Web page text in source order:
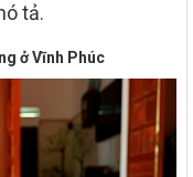
tả.
ở Vĩnh Phúc